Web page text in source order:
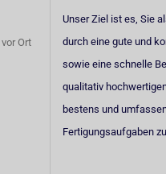
Ort
Unser Ziel ist es, Sie
durch eine gute und
sowie eine schnelle
qualitativ
bestens und
Fertigungsaufgaben